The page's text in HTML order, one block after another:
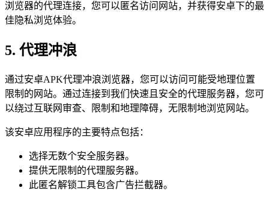
浏览器的代理连接，您可以匿名访问网站，并获得安卓下的最
佳隐私浏览体验。
5. 代理冲浪
通过安卓APK代理冲浪浏览器，您可以访问可能受地理位置
限制的网站。通过连接到我们快速且安全的代理服务器，您可
以绕过互联网审查、限制和地理障碍，无限制地浏览网站。
该安卓应用程序的主要特点包括：
选择无数个安全服务器。
提供无限制的代理服务器。
此匿名解锁工具包含广告拦截器。